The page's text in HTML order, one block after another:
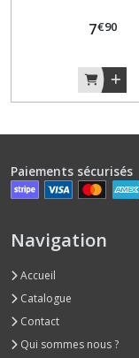
7€90
Paiements sécurisés
Navigation
Accueil
Catalogue
Contact
Qui sommes nous ?